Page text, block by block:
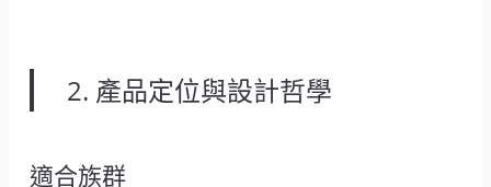
2. 產品定位與設計哲學
適合族群